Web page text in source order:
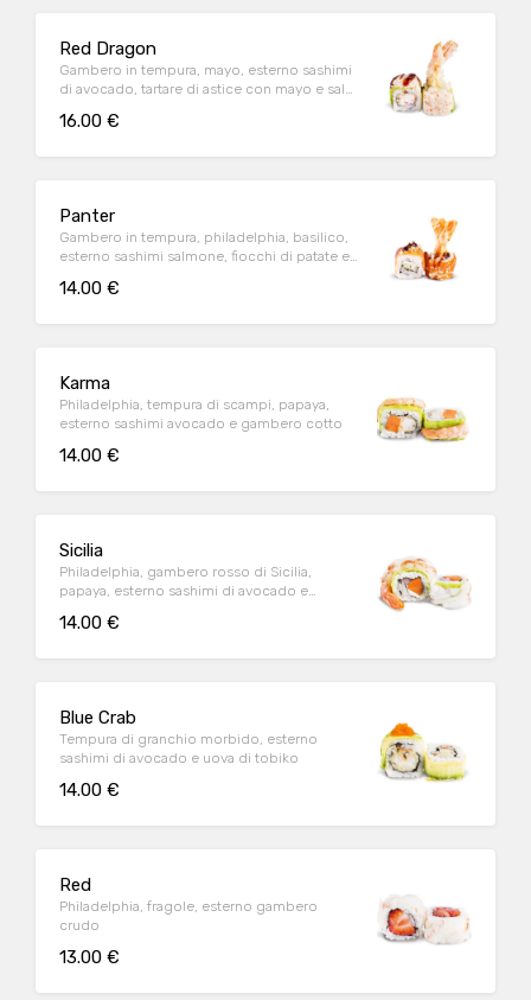
Red Dragon
Gambero in tempura, mayo, esterno sashimi
di avocado, tartare di astice con mayo e salsa
16.00 €
Panter
Gambero in tempura, philadelphia, basilico,
esterno sashimi salmone, fiocchi di patate e
14.00 €
Karma
Philadelphia, tempura di scampi, papaya,
esterno sashimi avocado e gambero cotto
14.00 €
Sicilia
Philadelphia, gambero rosso di Sicilia,
papaya, esterno sashimi di avocado e
14.00 €
Blue Crab
Tempura di granchio morbido, esterno
sashimi di avocado e uova di tobiko
14.00 €
Red
Philadelphia, fragole, esterno gambero
crudo
13.00 €